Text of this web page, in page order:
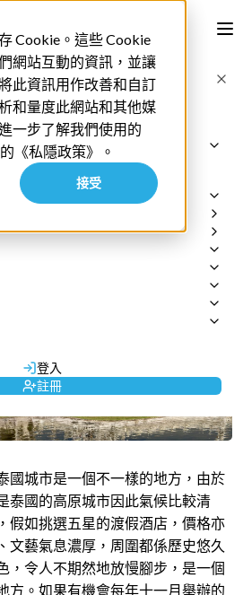
Cookie。這些 Cookie
網站互動的資訊，並讓
此資訊用作改善和自訂
和量度此網站和其他媒
一步了解我們使用的
《私隱政策》。
接受
›
3700 2660
3700 2661
3700 2663
3700 2666
3700 2664
賞假期旅行團
交通 | 機場快線
市交通 | 包車
登入
註冊
行
十二月 28 2020
3晚自遊行
由 Admin 發布
國城市是一個不一樣的地方，由於
泰國的高原城市因此氣候比較清
假如挑選五星的渡假酒店，價格亦
文藝氣息濃厚，周圍都係歷史悠久
，令人不期然地放慢腳步，是一個
方。如果有機會每年十一月舉辦的